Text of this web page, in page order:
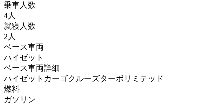
乗車人数
4人
就寝人数
2人
ベース車両
ハイゼット
ベース車両詳細
ハイゼットカーゴクルーズターボリミテッド
燃料
ガソリン